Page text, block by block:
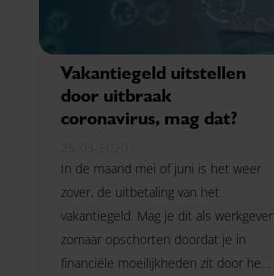
Vakantiegeld uitstellen
door uitbraak
coronavirus, mag dat?
In de maand mei of juni is het weer
zover, de uitbetaling van het
vakantiegeld. Mag je dit als werkgever
zomaar opschorten doordat je in
financiële moeilijkheden zit door het